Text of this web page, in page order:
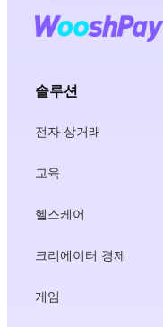
솔루션
전자 상거래
교육
헬스케어
크리에이터 경제
게임